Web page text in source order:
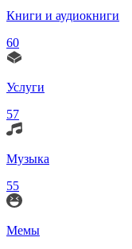
Книги и аудиокниги
60
Услуги
57
Музыка
55
Мемы